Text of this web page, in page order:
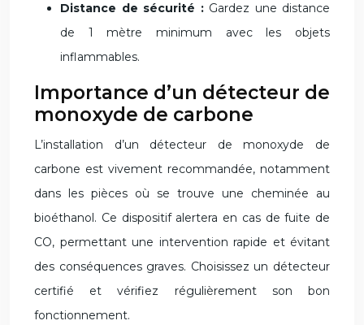
Distance de sécurité : Gardez une distance
de 1 mètre minimum avec les objets
inflammables.
Importance d’un détecteur de
monoxyde de carbone
L’installation d’un détecteur de monoxyde de
carbone est vivement recommandée, notamment
dans les pièces où se trouve une cheminée au
bioéthanol. Ce dispositif alertera en cas de fuite de
CO, permettant une intervention rapide et évitant
des conséquences graves. Choisissez un détecteur
certifié et vérifiez régulièrement son bon
fonctionnement.